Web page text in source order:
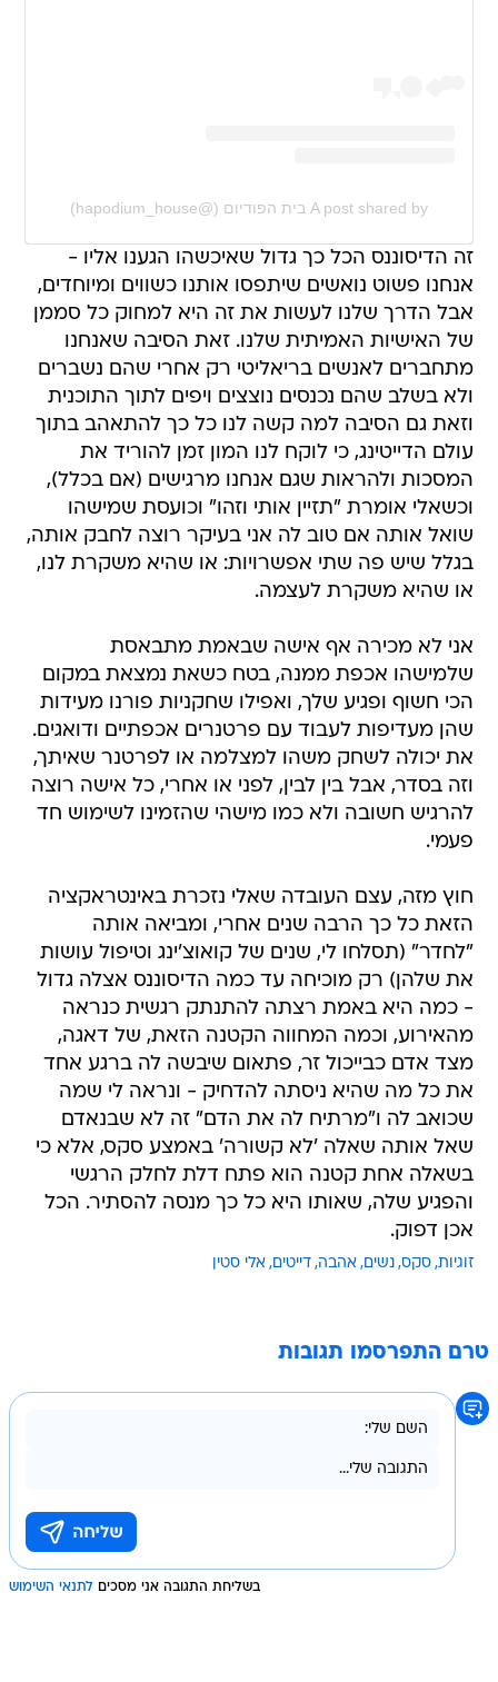
A post shared by בית הפודיום (@hapodium_house)
זה הדיסוננס הכל כך גדול שאיכשהו הגענו אליו -
אנחנו פשוט נואשים שיתפסו אותנו כשווים ומיוחדים,
אבל הדרך שלנו לעשות את זה היא למחוק כל סממן
של האישיות האמיתית שלנו. זאת הסיבה שאנחנו
מתחברים לאנשים בריאליטי רק אחרי שהם נשברים
ולא בשלב שהם נכנסים נוצצים ויפים לתוך התוכנית
וזאת גם הסיבה למה קשה לנו כל כך להתאהב בתוך
עולם הדייטינג, כי לוקח לנו המון זמן להוריד את
המסכות ולהראות שגם אנחנו מרגישים (אם בכלל),
וכשאלי אומרת "תזיין אותי וזהו" וכועסת שמישהו
שואל אותה אם טוב לה אני בעיקר רוצה לחבק אותה,
בגלל שיש פה שתי אפשרויות: או שהיא משקרת לנו,
או שהיא משקרת לעצמה.
אני לא מכירה אף אישה שבאמת מתבאסת
שלמישהו אכפת ממנה, בטח כשאת נמצאת במקום
הכי חשוף ופגיע שלך, ואפילו שחקניות פורנו מעידות
שהן מעדיפות לעבוד עם פרטנרים אכפתיים ודואגים.
את יכולה לשחק משהו למצלמה או לפרטנר שאיתך,
וזה בסדר, אבל בין לבין, לפני או אחרי, כל אישה רוצה
להרגיש חשובה ולא כמו מישהי שהזמינו לשימוש חד
פעמי.
חוץ מזה, עצם העובדה שאלי נזכרת באינטראקציה
הזאת כל כך הרבה שנים אחרי, ומביאה אותה
"לחדר" (תסלחו לי, שנים של קואוצ'ינג וטיפול עושות
את שלהן) רק מוכיחה עד כמה הדיסוננס אצלה גדול
- כמה היא באמת רצתה להתנתק רגשית כנראה
מהאירוע, וכמה המחווה הקטנה הזאת, של דאגה,
מצד אדם כבייכול זר, פתאום שיבשה לה ברגע אחד
את כל מה שהיא ניסתה להדחיק - ונראה לי שמה
שכואב לה ו"מרתיח לה את הדם" זה לא שבנאדם
שאל אותה שאלה 'לא קשורה' באמצע סקס, אלא כי
בשאלה אחת קטנה הוא פתח דלת לחלק הרגשי
והפגיע שלה, שאותו היא כל כך מנסה להסתיר. הכל
אכן דפוק.
זוגיות סקס נשים אהבה דייטים אלי סטין
טרם התפרסמו תגובות
בשליחת התגובה אני מסכים לתנאי השימוש